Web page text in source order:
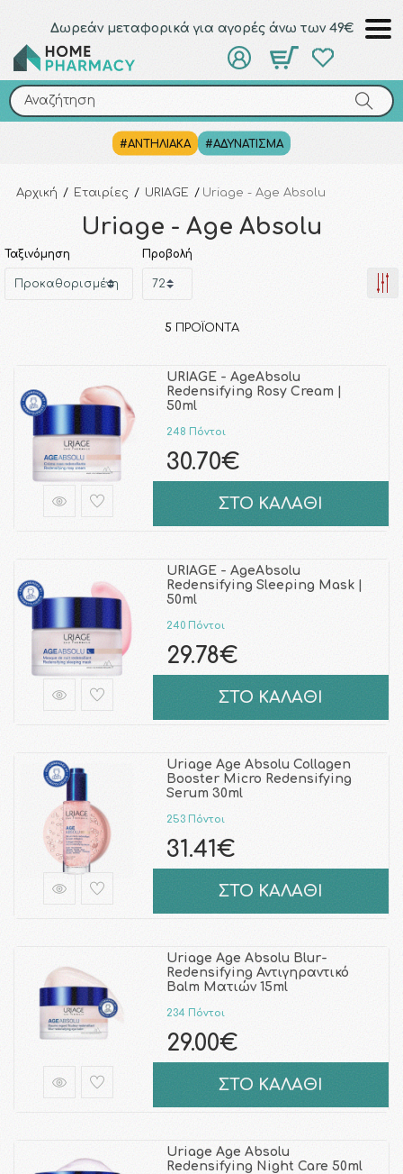
Δωρεάν μεταφορικά για αγορές άνω των 49€
Αναζήτηση
#ΑΝΤΗΛΙΑΚΑ #ΑΔΥΝΑΤΙΣΜΑ
Αναζήτηση
Αρχική / Εταιρίες / URIAGE / Uriage - Age Absolu
Uriage - Age Absolu
Ταξινόμηση Προβολή
5 ΠΡΟΪΌΝΤΑ
URIAGE - AgeAbsolu
Redensifying Rosy Cream |
50ml
248 Πόντοι
30.70€
ΣΤΟ ΚΑΛΑΘΙ
URIAGE - AgeAbsolu
Redensifying Sleeping Mask |
50ml
240 Πόντοι
29.78€
ΣΤΟ ΚΑΛΑΘΙ
Uriage Age Absolu Collagen
Booster Micro Redensifying
Serum 30ml
253 Πόντοι
31.41€
ΣΤΟ ΚΑΛΑΘΙ
Uriage Age Absolu Blur-
Redensifying Αντιγηραντικό
Balm Ματιών 15ml
234 Πόντοι
29.00€
ΣΤΟ ΚΑΛΑΘΙ
Uriage Age Absolu
Redensifying Night Care 50ml